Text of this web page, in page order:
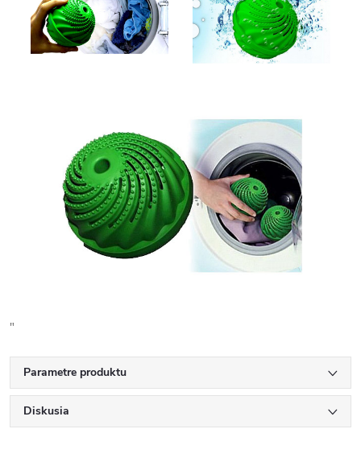
"
Parametre produktu
Diskusia